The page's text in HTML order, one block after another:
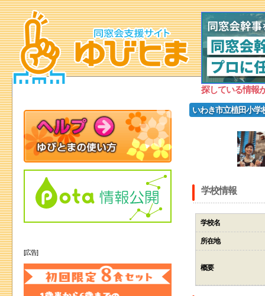
探している情報
いわき市立植田小学
学校情報
学校名
所在地
概要
[広告]